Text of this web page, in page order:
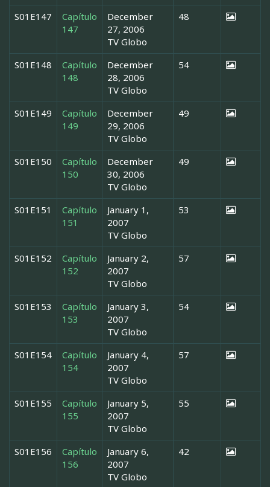
S01E147
Capítulo
147
December
27, 2006
TV Globo
48
S01E148
Capítulo
148
December
28, 2006
TV Globo
54
S01E149
Capítulo
149
December
29, 2006
TV Globo
49
S01E150
Capítulo
150
December
30, 2006
TV Globo
49
S01E151
Capítulo
151
January 1,
2007
TV Globo
53
S01E152
Capítulo
152
January 2,
2007
TV Globo
57
S01E153
Capítulo
153
January 3,
2007
TV Globo
54
S01E154
Capítulo
154
January 4,
2007
TV Globo
57
S01E155
Capítulo
155
January 5,
2007
TV Globo
55
S01E156
Capítulo
156
January 6,
2007
TV Globo
42